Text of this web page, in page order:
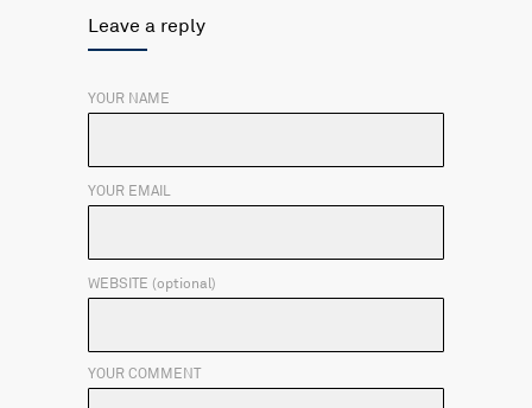
Leave a reply
YOUR NAME
YOUR EMAIL
WEBSITE (optional)
YOUR COMMENT